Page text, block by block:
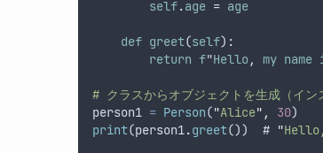
self.age = age
def greet(self):
return f"Hello, my name
# クラスからオブジェクトを生成（イン
person1 = Person("Alice" , 30)
print(person1.greet())  # "